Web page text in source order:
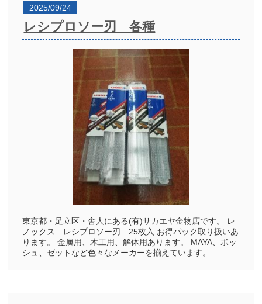
2025/09/24
レシプロソー刃 各種
東京都・足立区・舎人にある(有)サカエヤ金物店です。 レ
ノックス レシプロソー刃 25枚入 お得パック取り扱いあ
ります。 金属用、木工用、解体用あります。 MAYA、ボッ
シュ、ゼットなど色々なメーカーを揃えています。